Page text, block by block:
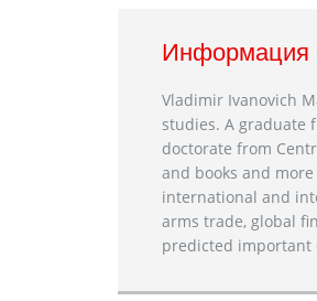
Информация
Vladimir Ivanovich
studies. A graduate
doctorate from
and books and
international and
arms trade, global
predicted important